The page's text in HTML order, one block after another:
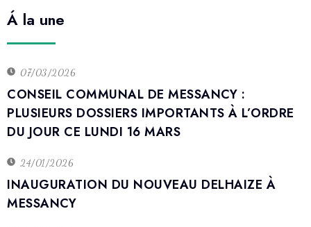
Á la une
07/03/2026
CONSEIL COMMUNAL DE MESSANCY :
PLUSIEURS DOSSIERS IMPORTANTS À L’ORDRE
DU JOUR CE LUNDI 16 MARS
24/01/2026
INAUGURATION DU NOUVEAU DELHAIZE À
MESSANCY